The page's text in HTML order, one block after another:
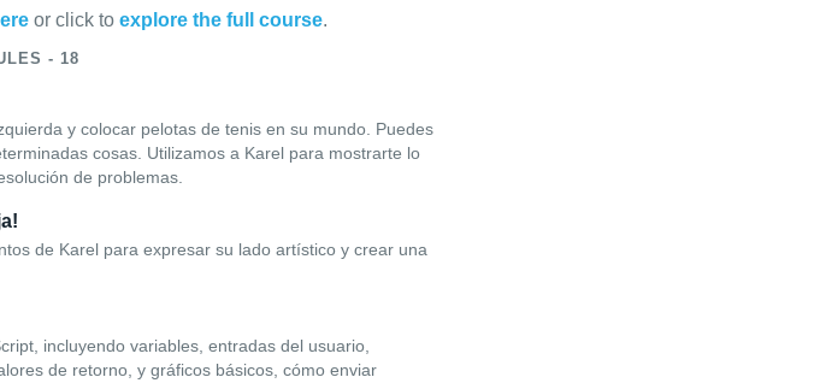
or click to explore the full course.
- 18
y colocar pelotas de tenis en su mundo. Puedes
cosas. Utilizamos a Karel para mostrarte lo
de problemas.
de Karel para expresar su lado artístico y crear una
incluyendo variables, entradas del usuario,
de retorno, y gráficos básicos, cómo enviar